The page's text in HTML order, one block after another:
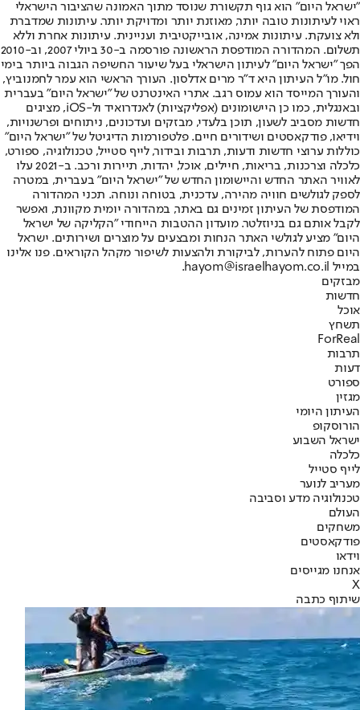
"ישראל היום" הוא גוף תקשורת שנוסד מתוך האמונה שהציבור הישראלי
ראוי לעיתונות טובה יותר, מאוזנת יותר ומדויקת יותר. עיתונות שמדברת
ולא צועקת. עיתונות אמינה, אובייקטיבית ועניינית. עיתונות אחרת וללא
תשלום. המהדורה המודפסת הראשונה פורסמה ב-30 ביולי 2007, וב-2010
הפך "ישראל היום" לעיתון הישראלי בעל שיעור החשיפה הגבוה ביותר בימי
חול. מו"ל העיתון היא ד"ר מרים אדלסון. העורך הראשי הוא עמר לחמנוביץ,
והעורך המייסד הוא עמוס רגב. אתרי האינטרנט של "ישראל היום" בעברית
ובאנגלית, כמו כן היישומונים (אפליקציות) לאנדרואיד ול-iOS, מציגים
חדשות מסביב לשעון, תוכן בלעדי, מבזקים ועדכונים, ניתוחים ופרשנויות,
וידיאו, פודקאסטים ושידורים חיים. פלטפורמות הדיגיטל של "ישראל היום"
כוללות ערוצי חדשות ודעות, תרבות ובידור, לייף סטייל, טכנולוגיה, ספורט,
כלכלה וצרכנות, בריאות, חיילים, אוכל, יהדות, תיירות ורכב. ב-2021 עלו
לאוויר האתר החדש והיישומון החדש של "ישראל היום" בעברית, במטרה
לספק לגולשים חוויה מהירה, עדכנית, בטוחה ונוחה. תכני המהדורה
המודפסת של העיתון זמינים גם באתר, במהדורה יומית מקוונת, ואפשר
לקבל אותם גם בניוזלטר. מועדון ההטבות הייחודי "הקליקה של ישראל
היום" מציע לגולשי האתר הנחות ומבצעים על מוצרים ושירותים. ישראל
היום פתוח להערות, לביקורת ולהצעות לשיפור מקהל הקוראים. פנו אלינו
במייל hayom@israelhayom.co.il.
מבזקים
חדשות
אוכל
תשחץ
ForReal
תרבות
דעות
ספורט
מגזין
העיתון היומי
הורוסקופ
ישראל השבוע
כלכלה
לייף סטייל
מעריב לנוער
טכנולוגיה מדע וסביבה
העולם
משחקים
פודקאסטים
וידאו
אנחנו מגייסים
X
שיתוף כתבה